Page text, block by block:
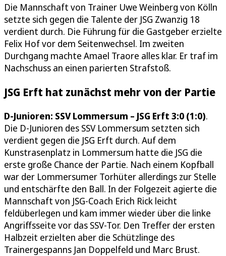
Die Mannschaft von Trainer Uwe Weinberg von Kölln
setzte sich gegen die Talente der JSG Zwanzig 18
verdient durch. Die Führung für die Gastgeber erzielte
Felix Hof vor dem Seitenwechsel. Im zweiten
Durchgang machte Amael Traore alles klar. Er traf im
Nachschuss an einen parierten Strafstoß.
JSG Erft hat zunächst mehr von der Partie
D-Junioren: SSV Lommersum – JSG Erft 3:0 (1:0).
Die D-Junioren des SSV Lommersum setzten sich
verdient gegen die JSG Erft durch. Auf dem
Kunstrasenplatz in Lommersum hatte die JSG die
erste große Chance der Partie. Nach einem Kopfball
war der Lommersumer Torhüter allerdings zur Stelle
und entschärfte den Ball. In der Folgezeit agierte die
Mannschaft von JSG-Coach Erich Rick leicht
feldüberlegen und kam immer wieder über die linke
Angriffsseite vor das SSV-Tor. Den Treffer der ersten
Halbzeit erzielten aber die Schützlinge des
Trainergespanns Jan Doppelfeld und Marc Brust.